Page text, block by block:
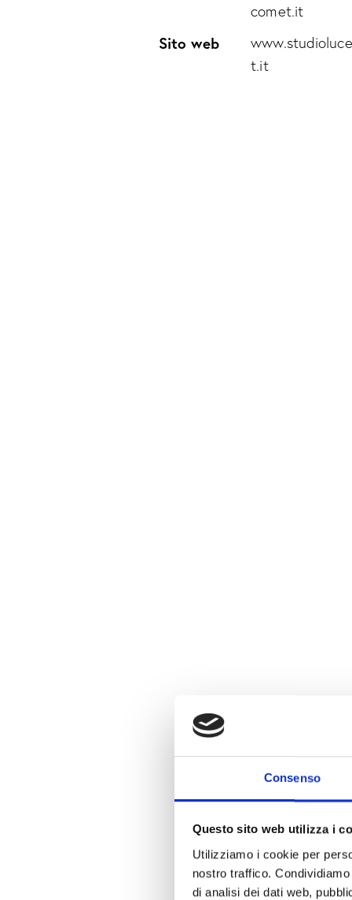
Consenso
Questo sito web utilizza i
Utilizziamo i cookie per
nostro traffico.
di analisi dei dati web,
comet.it
Sito web
t.it